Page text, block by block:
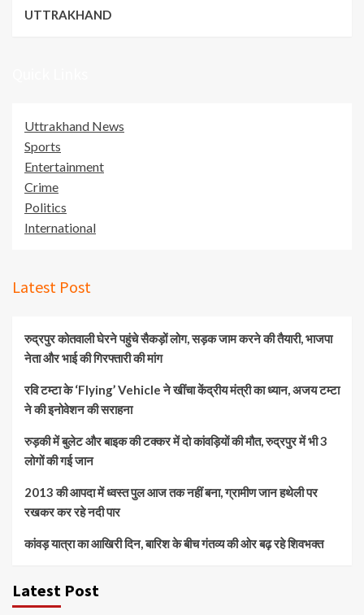
UTTRAKHAND
Uttrakhand News
Sports
Entertainment
Crime
Politics
International
Latest Post
रुद्रपुर कोतवाली घेरने पहुंचे सैकड़ों लोग, सड़क जाम करने की तैयारी, भाजपा
नेता और भाई की गिरफ्तारी की मांग
रवि टम्टा के ‘Flying’ Vehicle ने खींचा केंद्रीय मंत्री का ध्यान, अजय टम्टा
ने की इनोवेशन की सराहना
रुड़की में बुलेट और बाइक की टक्कर में दो कांवड़ियों की मौत, रुद्रपुर में भी 3
लोगों की गई जान
2013 की आपदा में ध्वस्त पुल आज तक नहीं बना, ग्रामीण जान हथेली पर
रखकर कर रहे नदी पार
कांवड़ यात्रा का आखिरी दिन, बारिश के बीच गंतव्य की ओर बढ़ रहे शिवभक्त
Latest Post